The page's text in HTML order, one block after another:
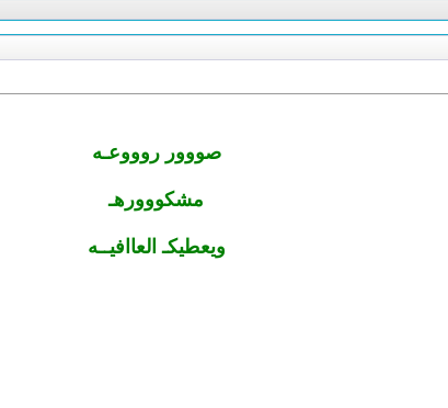
صووور روووعـه
مشكووورهـ
ويعطيكـ العاافيــه